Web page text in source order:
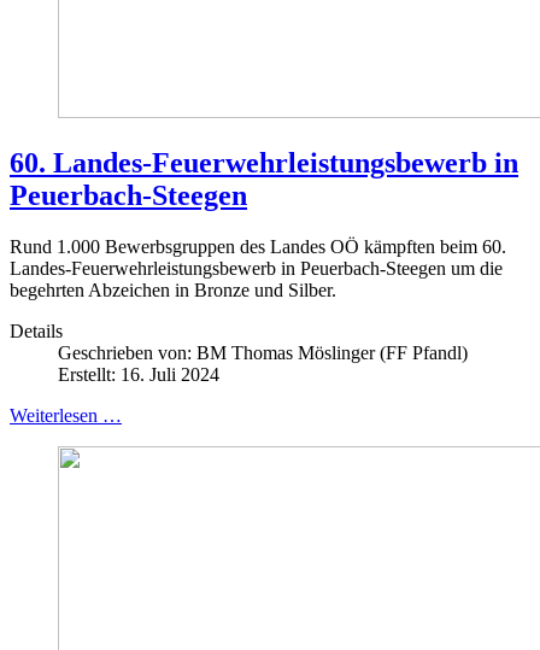
60. Landes-Feuerwehrleistungsbewerb in
Peuerbach-Steegen
Rund 1.000 Bewerbsgruppen des Landes OÖ kämpften beim 60.
Landes-Feuerwehrleistungsbewerb in Peuerbach-Steegen um die
begehrten Abzeichen in Bronze und Silber.
Details
Geschrieben von: BM Thomas Möslinger (FF Pfandl)
Erstellt: 16. Juli 2024
Weiterlesen …